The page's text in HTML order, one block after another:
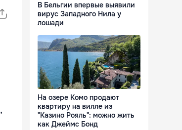
В Бельгии впервые выявили
вирус Западного Нила у
лошади
На озере Комо продают
квартиру на вилле из
"Казино Рояль": можно жить
как Джеймс Бонд